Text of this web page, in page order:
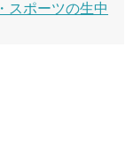
スポーツの生中